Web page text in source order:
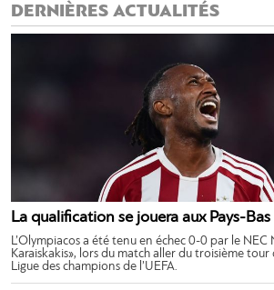
DERNIÈRES ACTUALITÉS
La qualification se jouera aux Pays-Bas
L’Olympiacos a été tenu en échec 0-0 par le NEC
Karaiskakis», lors du match aller du troisième
Ligue des champions de l’UEFA.